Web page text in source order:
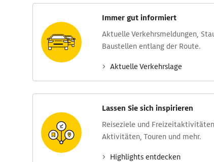
Immer gut informiert
Aktuelle Verkehrs­meldungen,
Baustellen entlang der Route.
Aktuelle Verkehrs­lage
Lassen Sie sich inspirieren
Reise­ziele und
Aktivitäten, Touren und mehr.
Highlights entdecken